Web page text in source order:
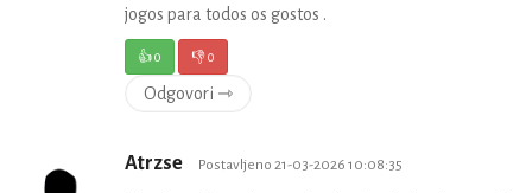
jogos para todos os gostos .
👍0 👎0
Odgovori ⇾
Atrzse Postavljeno 21-03-2026 10:08:35